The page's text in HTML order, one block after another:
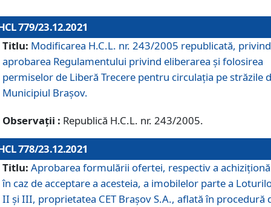
779/23.12.2021
Titlu: Modificarea H.C.L. nr. 243/2005 republicată, privind
aprobarea Regulamentului privind eliberarea şi folosirea
permiselor de Liberă Trecere pentru circulația pe străzile
Municipiul Braşov.
Observații : Republică H.C.L. nr. 243/2005.
778/23.12.2021
Titlu: Aprobarea formulării ofertei, respectiv a
în caz de acceptare a acesteia, a imobilelor parte a
II și III, proprietatea CET Brașov S.A., aflată în procedură